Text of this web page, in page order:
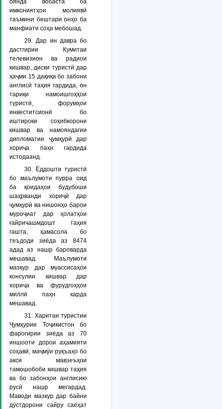
оянда вобаста ба
имкониятҳои молиявӣ
таъмини бештари онҳо ба
манфиати соҳа мебошад.
29. Дар ин давра бо
дастгирии Кумитаи
телевизион ва радиои
кишвар, диски туристӣ дар
ҳаҷми 15 дақиқа бо забони
англисӣ таҳия гардида, он
тариқи намоишгоҳҳои
туристӣ, форумҳои
инвеститсионӣ бо
иштироки соҳибкорони
кишвар ва намояндагии
дипломатии ҷумҳурӣ дар
хориҷа паҳн гардида
истодаанд.
30. Ёддошти туристӣ
бо маълумоти пурра оид
ба қоидаҳои будубоши
шаҳрванди хориҷӣ дар
ҷумҳурӣ ва нишонҳо барои
муроҷиат дар ҳолатҳои
ғайричашмдошт таҳия
гашта, ҳамасола бо
теъдоди зиёда аз 8474
адад аз нашр бароварда
мешавад. Маълумоти
мазкур дар муассисаҳои
консулии кишвар дар
хориҷа ва фурудгоҳҳои
миллӣ паҳн карда
мешавад.
31. Харитаи туристии
Ҷумҳурии Тоҷикистон бо
фарогирии зиёда аз 70
иншооти дорои аҳамияти
соҳавӣ, маҷмӯи руқъаҳо бо
акси мавзеъҳои
тамошобоби кишвар таҳия
ва бо забонҳои англисию
русӣ нашр мегардад.
Маводи мазкур дар байни
дӯстдорони сайру саёҳат